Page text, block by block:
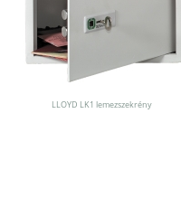
LLOYD LK1 lemezszekrény